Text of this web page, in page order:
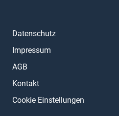
Datenschutz
Impressum
AGB
Kontakt
Cookie Einstellungen